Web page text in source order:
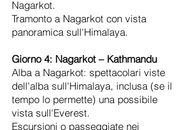
Nagarkot.
Tramonto a Nagarkot con vista
panoramica sull'Himalaya.
Giorno 4: Nagarkot – Kathmandu
Alba a Nagarkot: spettacolari viste
dell'alba sull'Himalaya, inclusa (se il
tempo lo permette) una possibile
vista sull'Everest.
Escursioni o passeggiate nei